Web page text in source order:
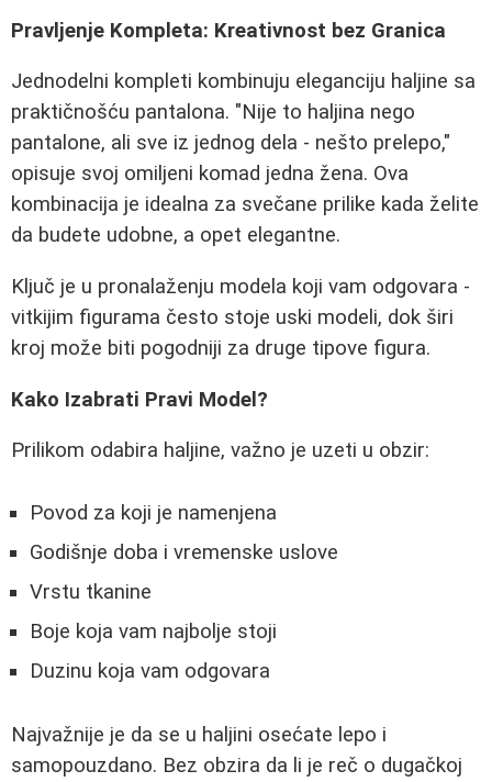
Pravljenje Kompleta: Kreativnost bez Granica
Jednodelni kompleti kombinuju eleganciju haljine sa
praktičnošću pantalona. "Nije to haljina nego
pantalone, ali sve iz jednog dela - nešto prelepo,"
opisuje svoj omiljeni komad jedna žena. Ova
kombinacija je idealna za svečane prilike kada želite
da budete udobne, a opet elegantne.
Ključ je u pronalaženju modela koji vam odgovara -
vitkijim figurama često stoje uski modeli, dok širi
kroj može biti pogodniji za druge tipove figura.
Kako Izabrati Pravi Model?
Prilikom odabira haljine, važno je uzeti u obzir:
Povod za koji je namenjena
Godišnje doba i vremenske uslove
Vrstu tkanine
Boje koja vam najbolje stoji
Duzinu koja vam odgovara
Najvažnije je da se u haljini osećate lepo i
samopouzdano. Bez obzira da li je reč o dugačkoj